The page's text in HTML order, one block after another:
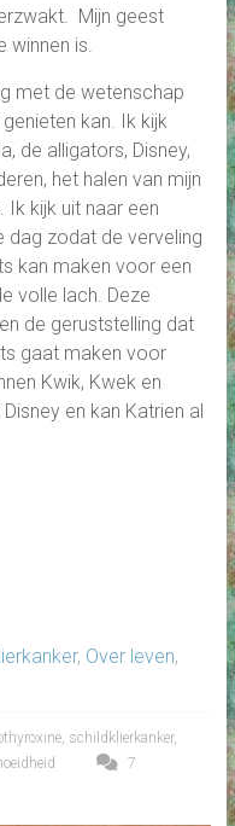
Mijn geest
is.
met de wetenschap
kan. Ik kijk
de alligators, Disney,
het halen van mijn
Ik kijk uit naar een
dag zodat de verveling
kan maken voor een
volle lach. Deze
de geruststelling dat
gaat maken voor
Kwik, Kwek en
en kan Katrien al
, Over leven,
, schildklierkanker,
7